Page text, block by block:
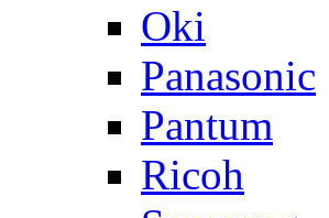
Oki
Panasonic
Pantum
Ricoh